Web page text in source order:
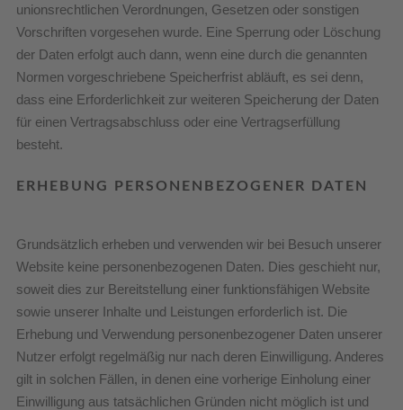
unionsrechtlichen Verordnungen, Gesetzen oder sonstigen
Vorschriften vorgesehen wurde. Eine Sperrung oder Löschung
der Daten erfolgt auch dann, wenn eine durch die genannten
Normen vorgeschriebene Speicherfrist abläuft, es sei denn,
dass eine Erforderlichkeit zur weiteren Speicherung der Daten
für einen Vertragsabschluss oder eine Vertragserfüllung
besteht.
ERHEBUNG PERSONENBEZOGENER DATEN
Grundsätzlich erheben und verwenden wir bei Besuch unserer
Website keine personenbezogenen Daten. Dies geschieht nur,
soweit dies zur Bereitstellung einer funktionsfähigen Website
sowie unserer Inhalte und Leistungen erforderlich ist. Die
Erhebung und Verwendung personenbezogener Daten unserer
Nutzer erfolgt regelmäßig nur nach deren Einwilligung. Anderes
gilt in solchen Fällen, in denen eine vorherige Einholung einer
Einwilligung aus tatsächlichen Gründen nicht möglich ist und